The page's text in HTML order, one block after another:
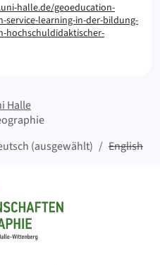
halle.de/geoeducation-
learning-in-der-bildung-
hochschuldidaktischer-
Halle
(ausgewählt)
English